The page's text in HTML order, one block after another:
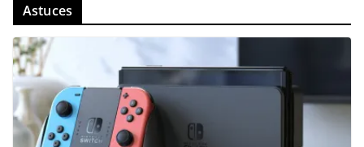
Astuces